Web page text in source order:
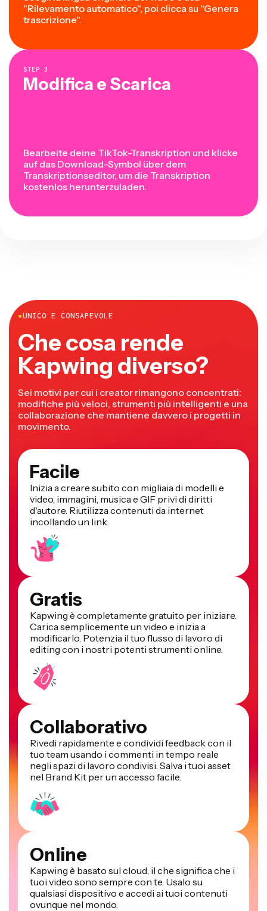
"Rilevamento automatico", poi clicca su "Genera
trascrizione".
STEP 3
Modifica e Scarica
Bearbeite deine TikTok-Transkription und klicke
auf das Download-Symbol über dem
Transkriptionseditor, um die Transkription
kostenlos herunterzuladen.
●UNICO E CONSAPEVOLE
Che cosa rende
Kapwing diverso?
Sei motivi per cui i creator rimangono concentrati:
modifiche più veloci, strumenti più intelligenti e una
collaborazione che mantiene davvero i progetti in
movimento.
Facile
Inizia a creare subito con migliaia di modelli e
video, immagini, musica e GIF privi di diritti
d'autore. Riutilizza contenuti da internet
incollando un link.
Gratis
Kapwing è completamente gratuito per iniziare.
Carica semplicemente un video e inizia a
modificarlo. Potenzia il tuo flusso di lavoro di
editing con i nostri potenti strumenti online.
Collaborativo
Rivedi rapidamente e condividi feedback con il
tuo team usando i commenti in tempo reale
negli spazi di lavoro condivisi. Salva i tuoi asset
nel Brand Kit per un accesso facile.
Online
Kapwing è basato sul cloud, il che significa che i
tuoi video sono sempre con te. Usalo su
qualsiasi dispositivo e accedi ai tuoi contenuti
ovunque nel mondo.